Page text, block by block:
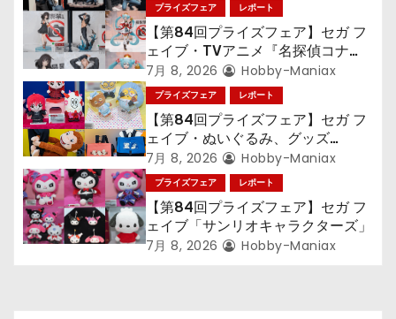
シ
ョ
ン
プライズフェア レポート
【第84回プライズフェア】セガ フ
ェイブ・TVアニメ『名探偵コナ
ン』TVアニメ『呪術廻戦』『〈物
語〉シリーズ』「初音ミク」
7月 8, 2026 Hobby-Maniax
プライズフェア レポート
【第84回プライズフェア】セガ フ
ェイブ・ぬいぐるみ、グッズ
『LiSA』『ミニオン』『おさるの
ジョージ』『ポケットモンスター』
7月 8, 2026 Hobby-Maniax
プライズフェア レポート
【第84回プライズフェア】セガ フ
ェイブ「サンリオキャラクターズ」
7月 8, 2026 Hobby-Maniax